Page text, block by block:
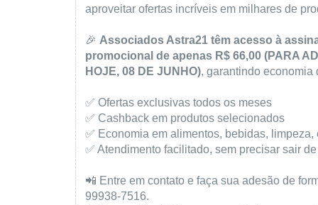
aproveitar ofertas incríveis em milhares de
🎉 Associados Astra21 têm acesso à
promocional de apenas R$ 66,00 (PARA
HOJE, 08 DE JUNHO), garantindo economia
✅ Ofertas exclusivas todos os meses
✅ Cashback em produtos selecionados
✅ Economia em alimentos, bebidas,
✅ Atendimento facilitado, sem precisar sair
📲 Entre em contato e faça sua adesão de
99938-7516.